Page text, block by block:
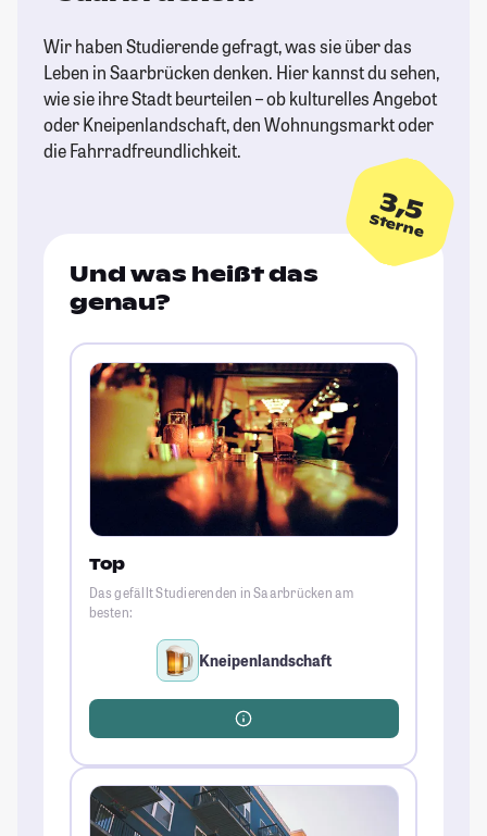
Wir haben Studierende gefragt, was sie über das
Leben in Saarbrücken denken. Hier kannst du sehen,
wie sie ihre Stadt beurteilen – ob kulturelles Angebot
oder Kneipenlandschaft, den Wohnungsmarkt oder
die Fahrradfreundlichkeit.
3,5
Sterne
Und was heißt das
genau?
Top
Das gefällt Studierenden in Saarbrücken am
besten:
Kneipenlandschaft